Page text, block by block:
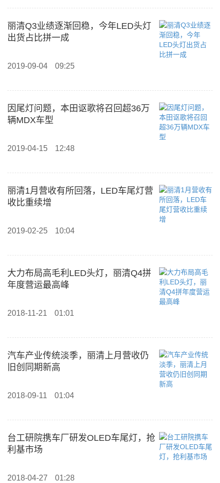
丽清Q3业绩逐渐回稳，今年LED头灯
出货占比拼一成
2019-09-04 09:25
因尾灯问题，本田讴歌将召回超36万
辆MDX车型
2019-04-15 12:48
丽清1月营收有所回落，LED车尾灯营
收比重续增
2019-02-25 10:04
大力布局高毛利LED头灯，丽清Q4拼
年度营运最高峰
2018-11-21 01:01
汽车产业传统淡季，丽清上月营收仍
旧创同期新高
2018-09-11 01:04
台工研院携车厂研发OLED车尾灯，抢
利基市场
2018-04-27 01:28